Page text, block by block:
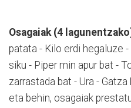
Osagaiak (4
patata - Kilo erdi hegaluze
siku - Piper min apur bat -
zarrastada bat - Ura - Gatza
eta behin, osagaiak